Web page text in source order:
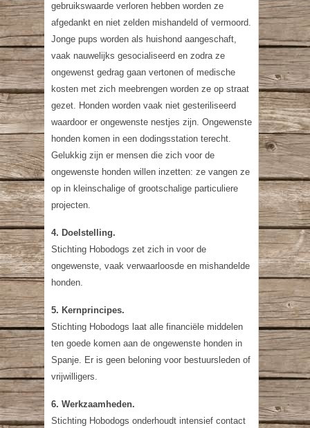
gebruikswaarde verloren hebben worden ze
afgedankt en niet zelden mishandeld of vermoord.
Jonge pups worden als huishond aangeschaft,
vaak nauwelijks gesocialiseerd en zodra ze
ongewenst gedrag gaan vertonen of medische
kosten met zich meebrengen worden ze op straat
gezet. Honden worden vaak niet gesteriliseerd
waardoor er ongewenste nestjes zijn. Ongewenste
honden komen in een dodingsstation terecht.
Gelukkig zijn er mensen die zich voor de
ongewenste honden willen inzetten: ze vangen ze
op in kleinschalige of grootschalige particuliere
projecten.
4. Doelstelling.
Stichting Hobodogs zet zich in voor de
ongewenste, vaak verwaarloosde en mishandelde
honden.
5. Kernprincipes.
Stichting Hobodogs laat alle financiële middelen
ten goede komen aan de ongewenste honden in
Spanje. Er is geen beloning voor bestuursleden of
vrijwilligers.
6. Werkzaamheden.
Stichting Hobodogs onderhoudt intensief contact